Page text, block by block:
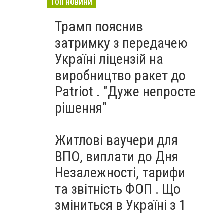
ТОП НОВИНИ
Трамп пояснив
затримку з передачею
Україні ліцензій на
виробництво ракет до
Patriot . "Дуже непросте
рішення"
Житлові ваучери для
ВПО, виплати до Дня
Незалежності, тарифи
та звітність ФОП . Що
зміниться в Україні з 1